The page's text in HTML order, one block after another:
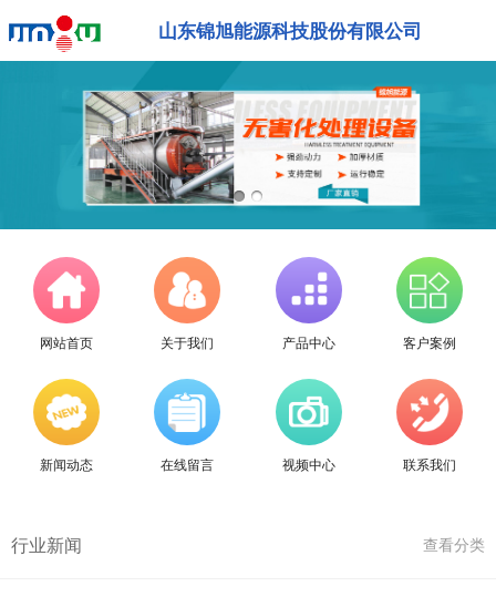
山东锦旭能源科技股份有限公司
网站首页 关于我们 产品中心 客户案例
新闻动态 在线留言 视频中心 联系我们
行业新闻 查看分类